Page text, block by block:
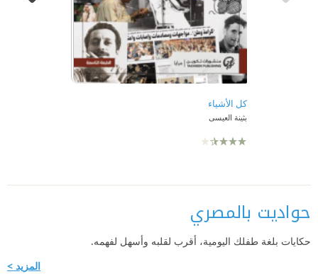
كل الأشياء
بثينة العيسى
حواديت بالمصري
حكايات بلغة طفلك اليومية، أقرب لقلبه وأسهل لفهمه.
المزيد >